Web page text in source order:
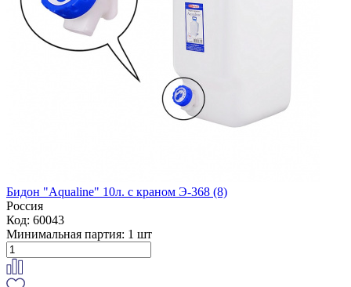
Бидон "Aqualine" 10л. с краном Э-368 (8)
Россия
Код: 60043
Минимальная партия: 1 шт